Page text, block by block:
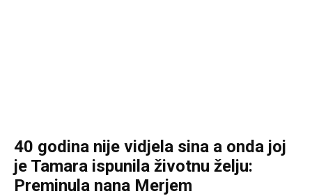
40 godina nije vidjela sina a onda joj
je Tamara ispunila životnu želju:
Preminula nana Merjem